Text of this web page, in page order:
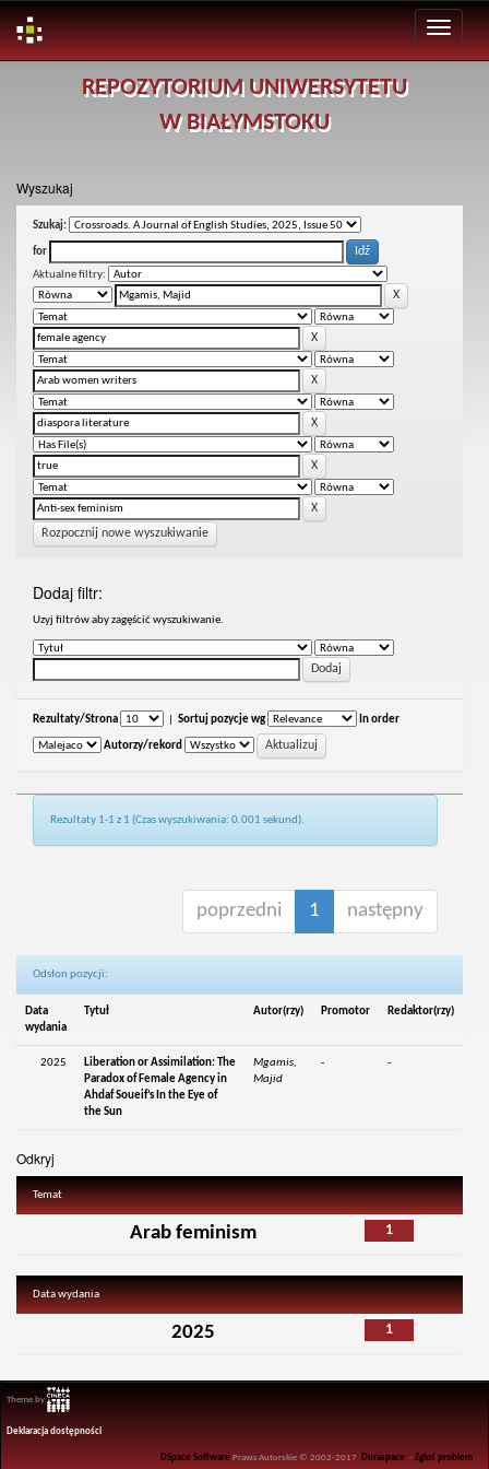
REPOZYTORIUM UNIWERSYTETU
W BIAŁYMSTOKU
Wyszukaj
Szukaj:
for
Aktualne filtry:
Rozpocznij nowe wyszukiwanie
Dodaj filtr:
Uzyj filtrów aby zagęścić wyszukiwanie.
Rezultaty/Strona Sortuj pozycje wg In order
Autorzy/rekord
Rezultaty 1-1 z 1 (Czas wyszukiwania: 0.001 sekund).
poprzedni 1 następny
Odsłon pozycji:
Data
wydania
Tytuł Autor(rzy) Promotor Redaktor(rzy)
2025
Liberation or Assimilation: The
Paradox of Female Agency in
Ahdaf Soueif’s In the Eye of
the Sun
Mgamis,
Majid
- -
Odkryj
Temat
1
Arab feminism
Data wydania
1
2025
Theme by
Deklaracja dostępności
DSpace Software Prawa Autorskie © 2002-2017 Duraspace -Zgłoś problem